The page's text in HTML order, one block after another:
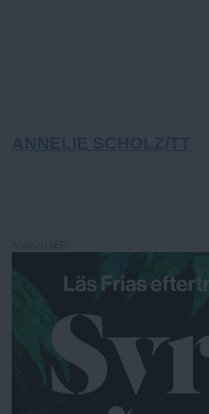
ANNELIE SCHOLZ/TT